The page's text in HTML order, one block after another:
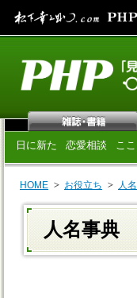
日に新た 恋愛相談 こ
HOME お役立ち 人
人名事典